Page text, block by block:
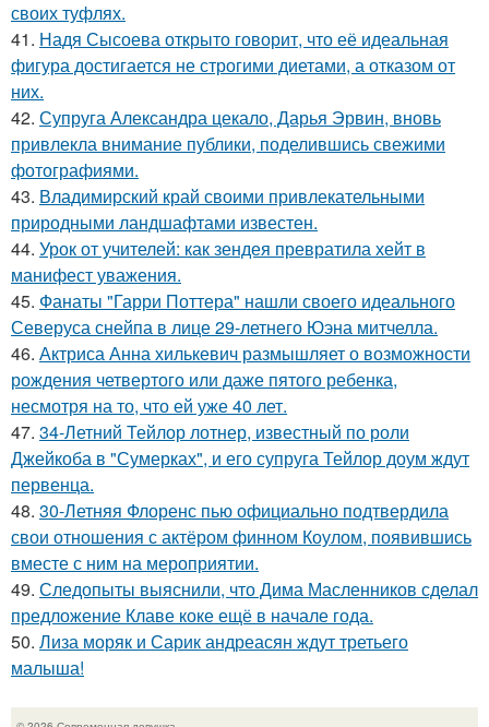
своих туфлях.
41. Надя Сысоева открыто говорит, что её идеальная
фигура достигается не строгими диетами, а отказом от
них.
42. Супруга Александра цекало, Дарья Эрвин, вновь
привлекла внимание публики, поделившись свежими
фотографиями.
43. Владимирский край своими привлекательными
природными ландшафтами известен.
44. Урок от учителей: как зендея превратила хейт в
манифест уважения.
45. Фанаты "Гарри Поттера" нашли своего идеального
Северуса снейпа в лице 29-летнего Юэна митчелла.
46. Актриса Анна хилькевич размышляет о возможности
рождения четвертого или даже пятого ребенка,
несмотря на то, что ей уже 40 лет.
47. 34-Летний Тейлор лотнер, известный по роли
Джейкоба в "Сумерках", и его супруга Тейлор доум ждут
первенца.
48. 30-Летняя Флоренс пью официально подтвердила
свои отношения с актёром финном Коулом, появившись
вместе с ним на мероприятии.
49. Следопыты выяснили, что Дима Масленников сделал
предложение Клаве коке ещё в начале года.
50. Лиза моряк и Сарик андреасян ждут третьего
малыша!